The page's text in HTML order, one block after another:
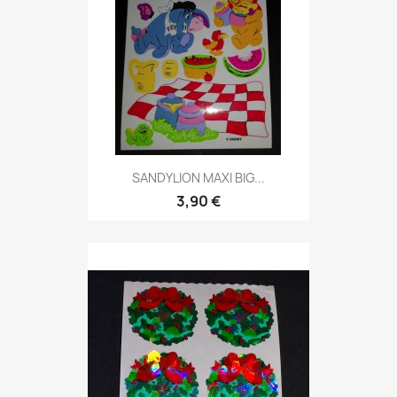
SANDYLION MAXI BIG...
3,90 €